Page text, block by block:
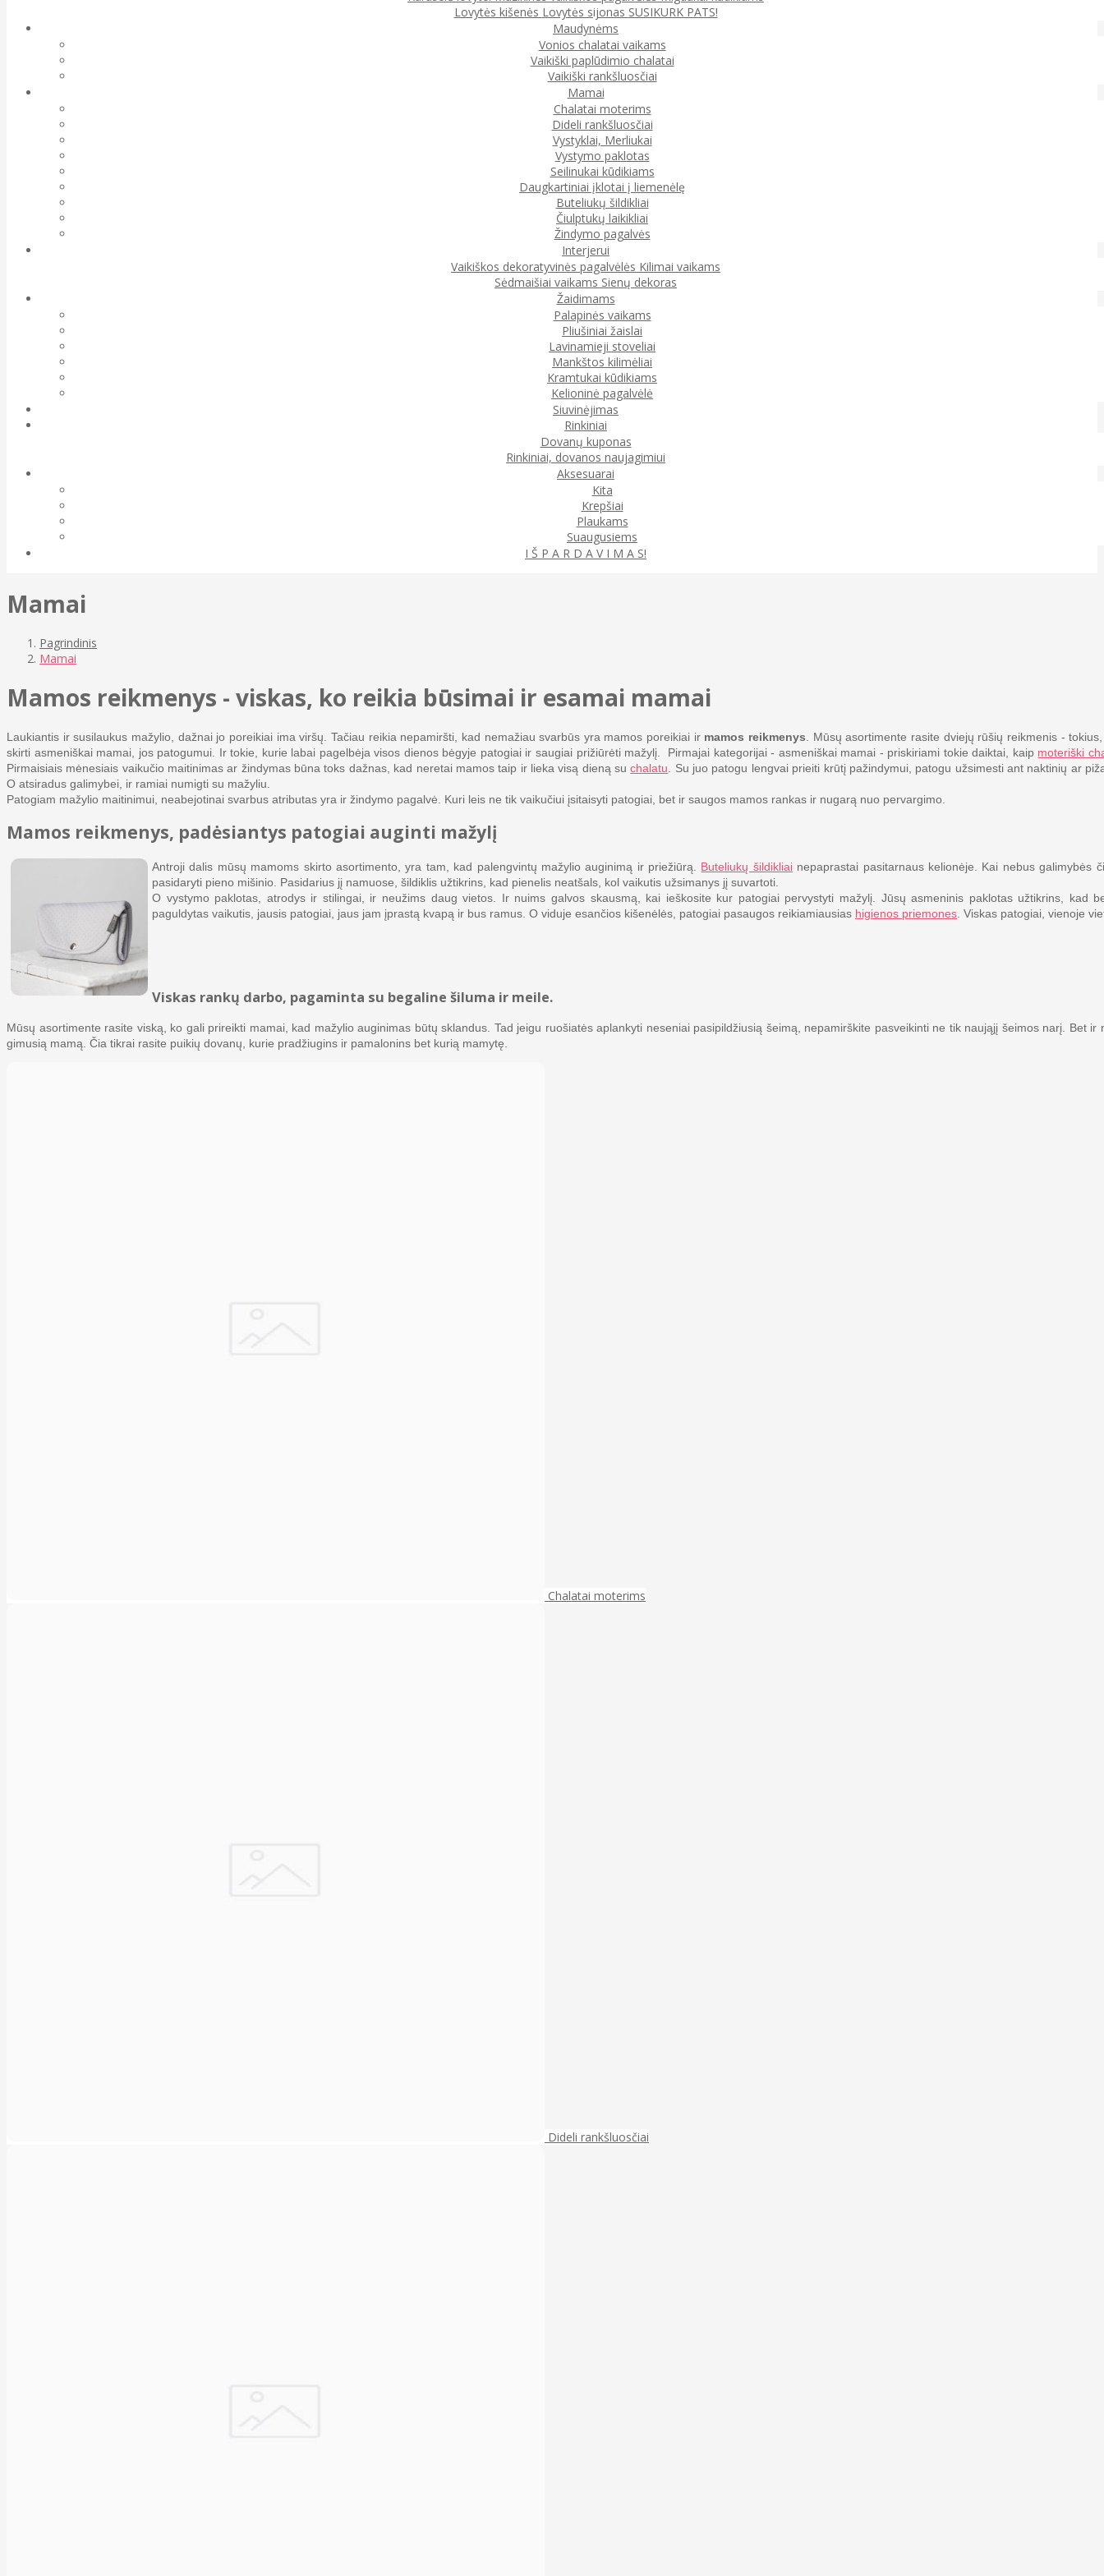
Lovytės kišenės Lovytės sijonas SUSIKURK PATS!
Maudynėms
Vonios chalatai vaikams
Vaikiški paplūdimio chalatai
Vaikiški rankšluosčiai
Mamai
Chalatai moterims
Dideli rankšluosčiai
Vystyklai, Merliukai
Vystymo paklotas
Seilinukai kūdikiams
Daugkartiniai įklotai į liemenėlę
Buteliukų šildikliai
Čiulptukų laikikliai
Žindymo pagalvės
Interjerui
Vaikiškos dekoratyvinės pagalvėlės Kilimai vaikams
Sėdmaišiai vaikams Sienų dekoras
Žaidimams
Palapinės vaikams
Pliušiniai žaislai
Lavinamieji stoveliai
Mankštos kilimėliai
Kramtukai kūdikiams
Kelioninė pagalvėlė
Siuvinėjimas
Rinkiniai
Dovanų kuponas
Rinkiniai, dovanos naujagimiui
Aksesuarai
Kita
Krepšiai
Plaukams
Suaugusiems
I Š P A R D A V I M A S!
Mamai
Pagrindinis
Mamai
Mamos reikmenys - viskas, ko reikia būsimai ir esamai mamai
Laukiantis ir susilaukus mažylio, dažnai jo poreikiai ima viršų. Tačiau reikia nepamiršti, kad nemažiau svarbūs yra mamos poreikiai ir mamos reikmenys . Mūsų asortimente rasite dviejų rūšių reikmenis -
skirti asmeniškai mamai, jos patogumui. Ir tokie, kurie labai pagelbėja visos dienos bėgyje patogiai ir saugiai prižiūrėti mažylį. Pirmajai kategorijai - asmeniškai mamai - priskiriami tokie daiktai, kaip moteriški
Pirmaisiais mėnesiais vaikučio maitinimas ar žindymas būna toks dažnas, kad neretai mamos taip ir lieka visą dieną suchalatu . Su juo patogu lengvai prieiti krūtį pažindymui, patogu užsimesti ant naktinių ar
O atsiradus galimybei, ir ramiai numigti su mažyliu.
Patogiam mažylio maitinimui, neabejotinai svarbus atributas yra ir žindymo pagalvė. Kuri leis ne tik vaikučiui įsitaisyti patogiai, bet ir saugos mamos rankas ir nugarą nuo pervargimo.
Mamos reikmenys, padėsiantys patogiai auginti mažylį
Antroji dalis mūsų mamoms skirto asortimento, yra tam, kad palengvintų mažylio auginimą ir priežiūrą. Buteliukų šildikliainepaprastai pasitarnaus kelionėje. Kai nebus galimybės
pasidaryti pieno mišinio. Pasidarius jį namuose, šildiklis užtikrins, kad pienelis neatšals, kol vaikutis užsimanys jį suvartoti.
O vystymo paklotas, atrodys ir stilingai, ir neužims daug vietos. Ir nuims galvos skausmą, kai ieškosite kur patogiai pervystyti mažylį. Jūsų asmeninis paklotas užtikrins, kad
paguldytas vaikutis, jausis patogiai, jaus jam įprastą kvapą ir bus ramus. O viduje esančios kišenėlės, patogiai pasaugos reikiamiausias higienos priemones . Viskas patogiai, vienoje
Viskas rankų darbo, pagaminta su begaline šiluma ir meile.
Mūsų asortimente rasite viską, ko gali prireikti mamai, kad mažylio auginimas būtų sklandus. Tad jeigu ruošiatės aplankyti neseniai pasipildžiusią šeimą, nepamirškite pasveikinti ne tik naująjį šeimos narį. Bet ir
gimusią mamą. Čia tikrai rasite puikių dovanų, kurie pradžiugins ir pamalonins bet kurią mamytę.
Chalatai moterims
Dideli rankšluosčiai